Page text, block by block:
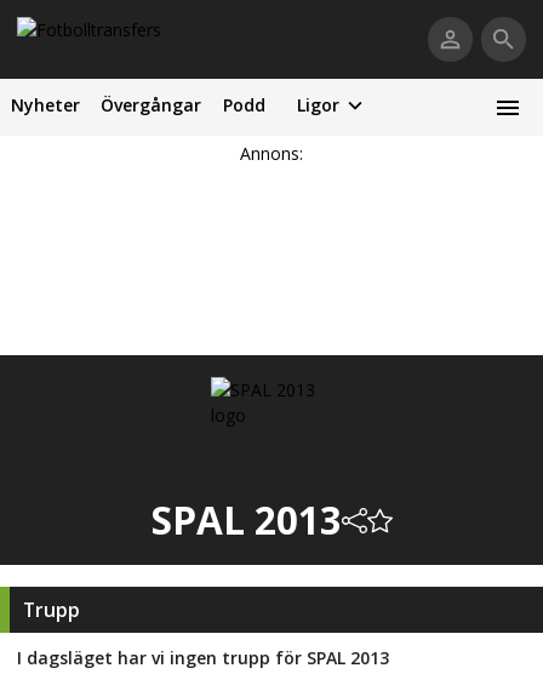
Nyheter Övergångar Podd Ligor
Annons:
SPAL 2013
Trupp
I dagsläget har vi ingen trupp för SPAL 2013